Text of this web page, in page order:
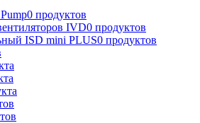
0 продуктов
IVD0 продуктов
ISD mini PLUS0 продуктов